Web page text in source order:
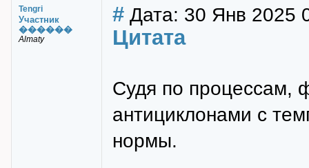
Tengri
Участник
������
Almaty
# Дата: 30 Янв 2025
Цитата
Судя по процессам,
антициклонами с
нормы.